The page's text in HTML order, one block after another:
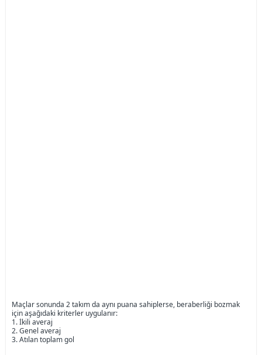
Maçlar sonunda 2 takım da aynı puana sahiplerse, beraberliği bozmak
için aşağıdaki kriterler uygulanır:
1. İkili averaj
2. Genel averaj
3. Atılan toplam gol